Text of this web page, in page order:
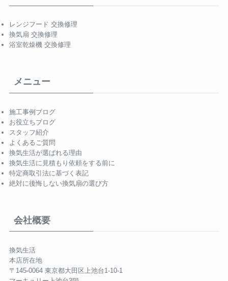
レンジフード 交換修理
換気扇 交換修理
浴室乾燥機 交換修理
メニュー
施工事例ブログ
お役立ちブログ
スタッフ紹介
よくあるご質問
換気生活が選ばれる理由
換気生活に見積もり依頼をする前に
特定商取引法に基づく表記
絶対に後悔しない換気扇の選び方
会社概要
換気生活
本店所在地
〒145-0064 東京都大田区上池台1-10-1